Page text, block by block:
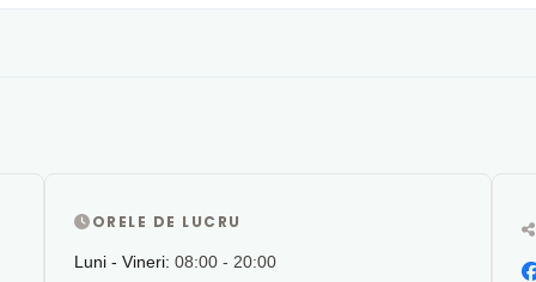
ORELE DE LUCRU
Luni - Vineri: 08:00 - 20:00